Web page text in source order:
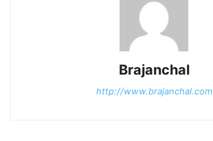
Brajanchal
http://www.brajanchal.com